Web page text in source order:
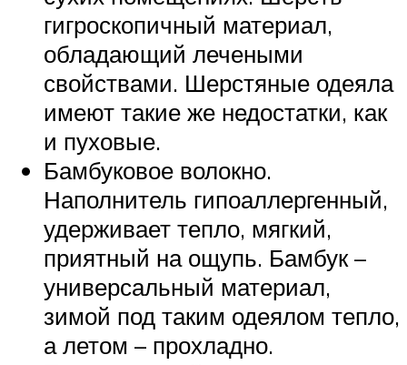
гигроскопичный материал,
обладающий лечеными
свойствами. Шерстяные одеяла
имеют такие же недостатки, как
и пуховые.
Бамбуковое волокно.
Наполнитель гипоаллергенный,
удерживает тепло, мягкий,
приятный на ощупь. Бамбук –
универсальный материал,
зимой под таким одеялом тепло,
а летом – прохладно.